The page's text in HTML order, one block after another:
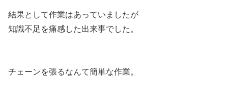
結果として作業はあっていましたが
知識不足を痛感した出来事でした。
チェーンを張るなんて簡単な作業。